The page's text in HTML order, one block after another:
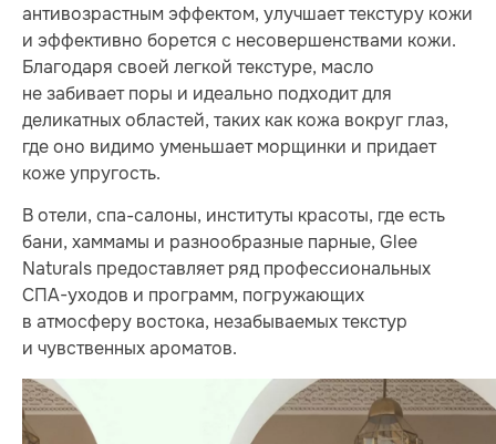
антивозрастным эффектом, улучшает текстуру кожи
и эффективно борется с несовершенствами кожи.
Благодаря своей легкой текстуре, масло
не забивает поры и идеально подходит для
деликатных областей, таких как кожа вокруг глаз,
где оно видимо уменьшает морщинки и придает
коже упругость.
В отели, спа-салоны, институты красоты, где есть
бани, хаммамы и разнообразные парные, Glee
Naturals предоставляет ряд профессиональных
СПА-уходов и программ, погружающих
в атмосферу востока, незабываемых текстур
и чувственных ароматов.